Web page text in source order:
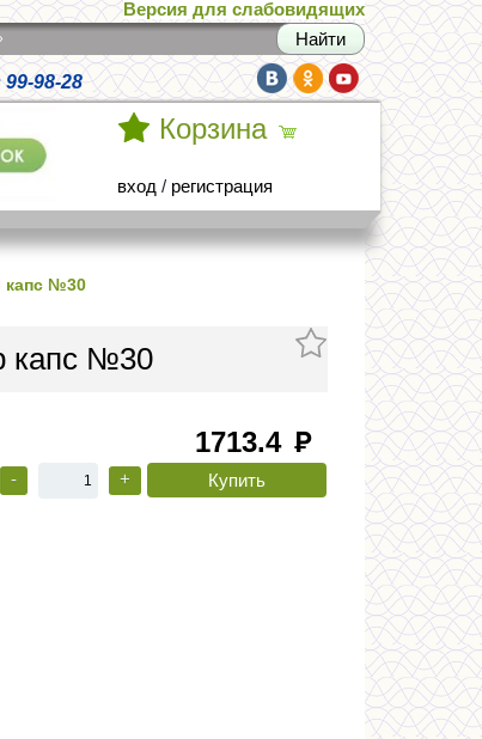
Версия для слабовидящих
98-28
Корзина
вход / регистрация
капс №30
капс №30
1713.4 руб
- +